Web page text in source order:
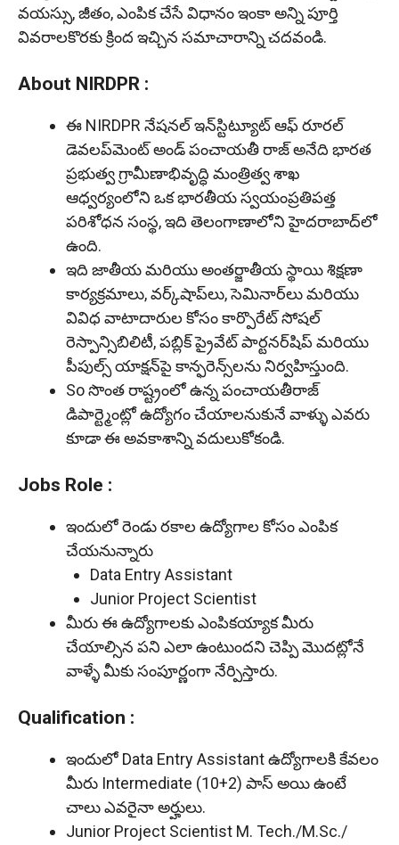
వయస్సు, జీతం, ఎంపిక చేసే విధానం ఇంకా అన్ని పూర్తి
వివరాలకొరకు క్రింద ఇచ్చిన సమాచారాన్ని చదవండి.
About NIRDPR :
ఈ NIRDPR నేషనల్ ఇన్‌స్టిట్యూట్ ఆఫ్ రూరల్
డెవలప్‌మెంట్ అండ్ పంచాయతీ రాజ్ అనేది భారత
ప్రభుత్వ గ్రామీణాభివృద్ధి మంత్రిత్వ శాఖ
ఆధ్వర్యంలోని ఒక భారతీయ స్వయంప్రతిపత్త
పరిశోధన సంస్థ, ఇది తెలంగాణాలోని హైదరాబాద్‌లో
ఉంది.
ఇది జాతీయ మరియు అంతర్జాతీయ స్థాయి శిక్షణా
కార్యక్రమాలు, వర్క్‌షాప్‌లు, సెమినార్‌లు మరియు
వివిధ వాటాదారుల కోసం కార్పొరేట్ సోషల్
రెస్పాన్సిబిలిటీ, పబ్లిక్ ప్రైవేట్ పార్టనర్‌షిప్ మరియు
పీపుల్స్ యాక్షన్‌పై కాన్ఫరెన్స్‌లను నిర్వహిస్తుంది.
So సొంత రాష్ట్రంలో ఉన్న పంచాయతీరాజ్
డిపార్ట్మెంట్లో ఉద్యోగం చేయాలనుకునే వాళ్ళు ఎవరు
కూడా ఈ అవకాశాన్ని వదులుకోకండి.
Jobs Role :
ఇందులో రెండు రకాల ఉద్యోగాల కోసం ఎంపిక
చేయనున్నారు
Data Entry Assistant
Junior Project Scientist
మీరు ఈ ఉద్యోగాలకు ఎంపికయ్యాక మీరు
చేయాల్సిన పని ఎలా ఉంటుందని చెప్పి మొదట్లోనే
వాళ్ళే మీకు సంపూర్ణంగా నేర్పిస్తారు.
Qualification :
ఇందులో Data Entry Assistant ఉద్యోగాలకి కేవలం
మీరు Intermediate (10+2) పాస్ అయి ఉంటే
చాలు ఎవరైనా అర్హులు.
Junior Project Scientist M. Tech./M.Sc./